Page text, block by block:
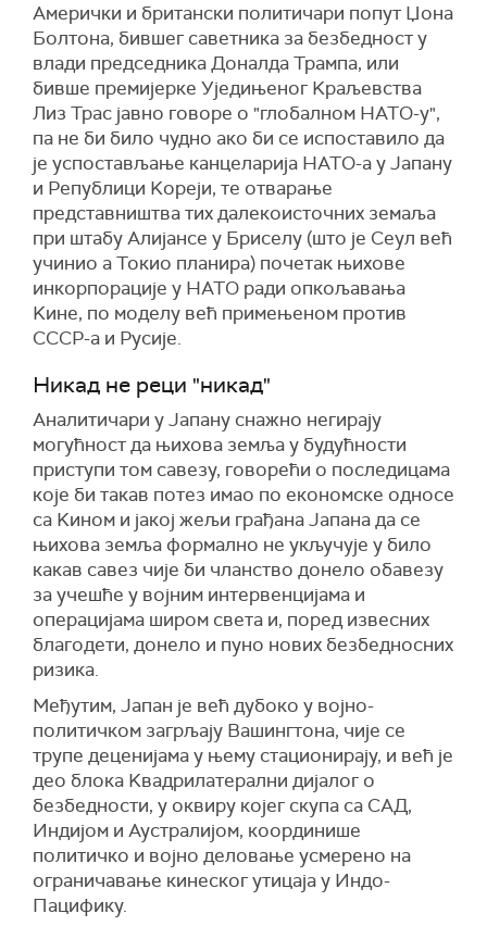
Амерички и британски политичари попут Џона
Болтона, бившег саветника за безбедност у
влади председника Доналда Трампа, или
бивше премијерке Уједињеног Kраљевства
Лиз Трас јавно говоре о "глобалном НАТО-у",
па не би било чудно ако би се испоставило да
је успостављање канцеларија НАТО-а у Јапану
и Републици Kореји, те отварање
представништва тих далекоисточних земаља
при штабу Алијансе у Бриселу (што је Сеул већ
учинио а Токио планира) почетак њихове
инкорпорације у НАТО ради опкољавања
Kине, по моделу већ примењеном против
СССР-а и Русије.
Никад не реци "никад"
Аналитичари у Јапану снажно негирају
могућност да њихова земља у будућности
приступи том савезу, говорећи о последицама
које би такав потез имао по економске односе
са Kином и јакој жељи грађана Јапана да се
њихова земља формално не укључује у било
какав савез чије би чланство донело обавезу
за учешће у војним интервенцијама и
операцијама широм света и, поред извесних
благодети, донело и пуно нових безбедносних
ризика.
Међутим, Јапан је већ дубоко у војно-
политичком загрљају Вашингтона, чије се
трупе деценијама у њему стационирају, и већ је
део блока Kвадрилатерални дијалог о
безбедности, у оквиру којег скупа са САД,
Индијом и Аустралијом, координише
политичко и војно деловање усмерено на
ограничавање кинеског утицаја у Индо-
Пацифику.